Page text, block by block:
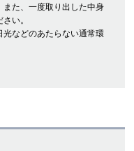
また、一度取り出した中身
い。
光などのあたらない通常環